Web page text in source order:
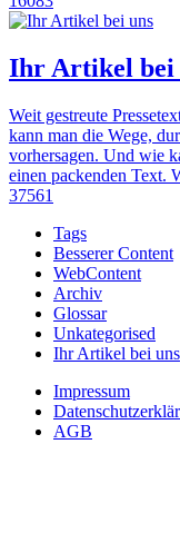
Ihr Artikel bei
Weit gestreute
kann man die Wege,
vorhersagen. Und wie
einen packenden Text.
37561
Tags
Besserer Content
WebContent
Archiv
Glossar
Unkategorised
Ihr Artikel bei uns
Impressum
AGB